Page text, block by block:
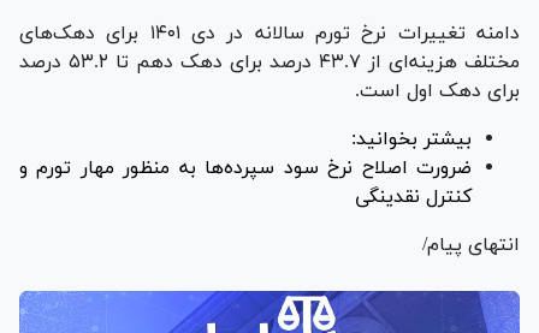
دامنه تغییرات نرخ تورم سالانه در دی ۱۴۰۱ برای دهک‌های
مختلف هزینه‌ای از ۴۳.۷ درصد برای دهک دهم تا ۵۳.۲ درصد
برای دهک اول است.
بیشتر بخوانید:
ضرورت اصلاح نرخ سود سپرده‌ها به منظور مهار تورم و
کنترل نقدینگی
انتهای پیام/